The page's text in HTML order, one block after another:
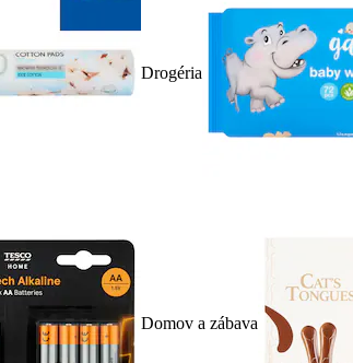
Drogéria
Domov a zábava